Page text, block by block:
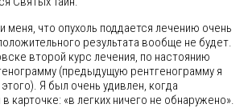
меня, что опухоль поддается лечению очень
результата вообще не будет.
второй курс лечения, по настоянию
(предыдущую рентгенограмму я
Я был очень удивлен, когда
карточке: «в легких ничего не обнаружено».